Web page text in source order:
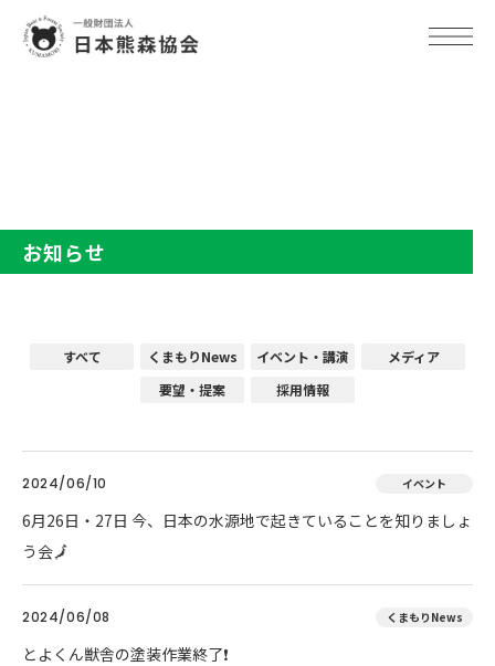
お知らせ
すべて くまもりNews イベント・講演
メディア
要望・提案
採用情報
2024/06/10 イベント
6月26日・27日 今、日本の水源地で起きていることを知りましょ
う会🗾
2024/06/08 くまもりNews
とよくん獣舎の塗装作業終了❗